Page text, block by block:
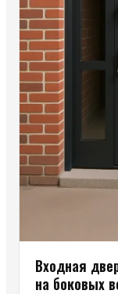
Входная
на боковых